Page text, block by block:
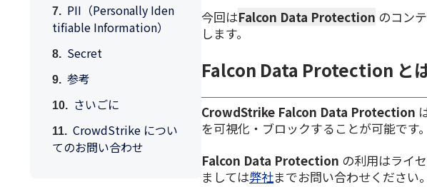
PII（Personally Iden
tifiable Information）
Secret
参考
さいごに
CrowdStrike につい
てのお問い合わせ
今回はFalcon Data Protection のコン
します。
Falcon Data Protection と
CrowdStrike Falcon Data Protection
を可視化・ブロックすることが可能です。
Falcon Data Protection の利用はライ
ましては弊社までお問い合わせください。